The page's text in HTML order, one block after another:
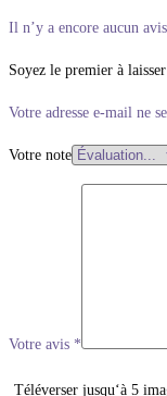
Il n’y a encore aucun avis
Soyez le premier à
Votre adresse e-mail ne
Votre note
Votre avis *
Téléverser jusqu‘à 5